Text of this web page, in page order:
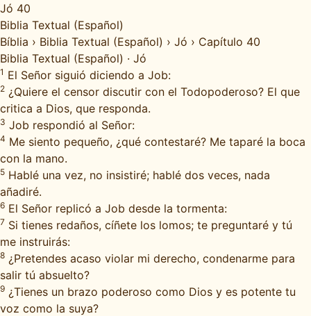
Jó 40
Biblia Textual (Español)
Bíblia › Biblia Textual (Español) › Jó › Capítulo 40
Biblia Textual (Español) · Jó
1 El Señor siguió diciendo a Job:
2 ¿Quiere el censor discutir con el Todopoderoso? El que
critica a Dios, que responda.
3 Job respondió al Señor:
4 Me siento pequeño, ¿qué contestaré? Me taparé la boca
con la mano.
5 Hablé una vez, no insistiré; hablé dos veces, nada
añadiré.
6 El Señor replicó a Job desde la tormenta:
7 Si tienes redaños, cíñete los lomos; te preguntaré y tú
me instruirás:
8 ¿Pretendes acaso violar mi derecho, condenarme para
salir tú absuelto?
9 ¿Tienes un brazo poderoso como Dios y es potente tu
voz como la suya?